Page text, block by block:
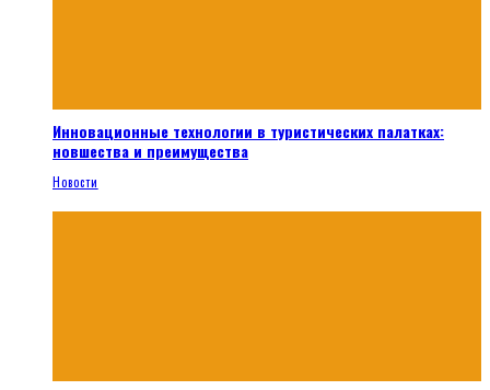
Инновационные технологии в туристических палатках:
новшества и преимущества
Новости